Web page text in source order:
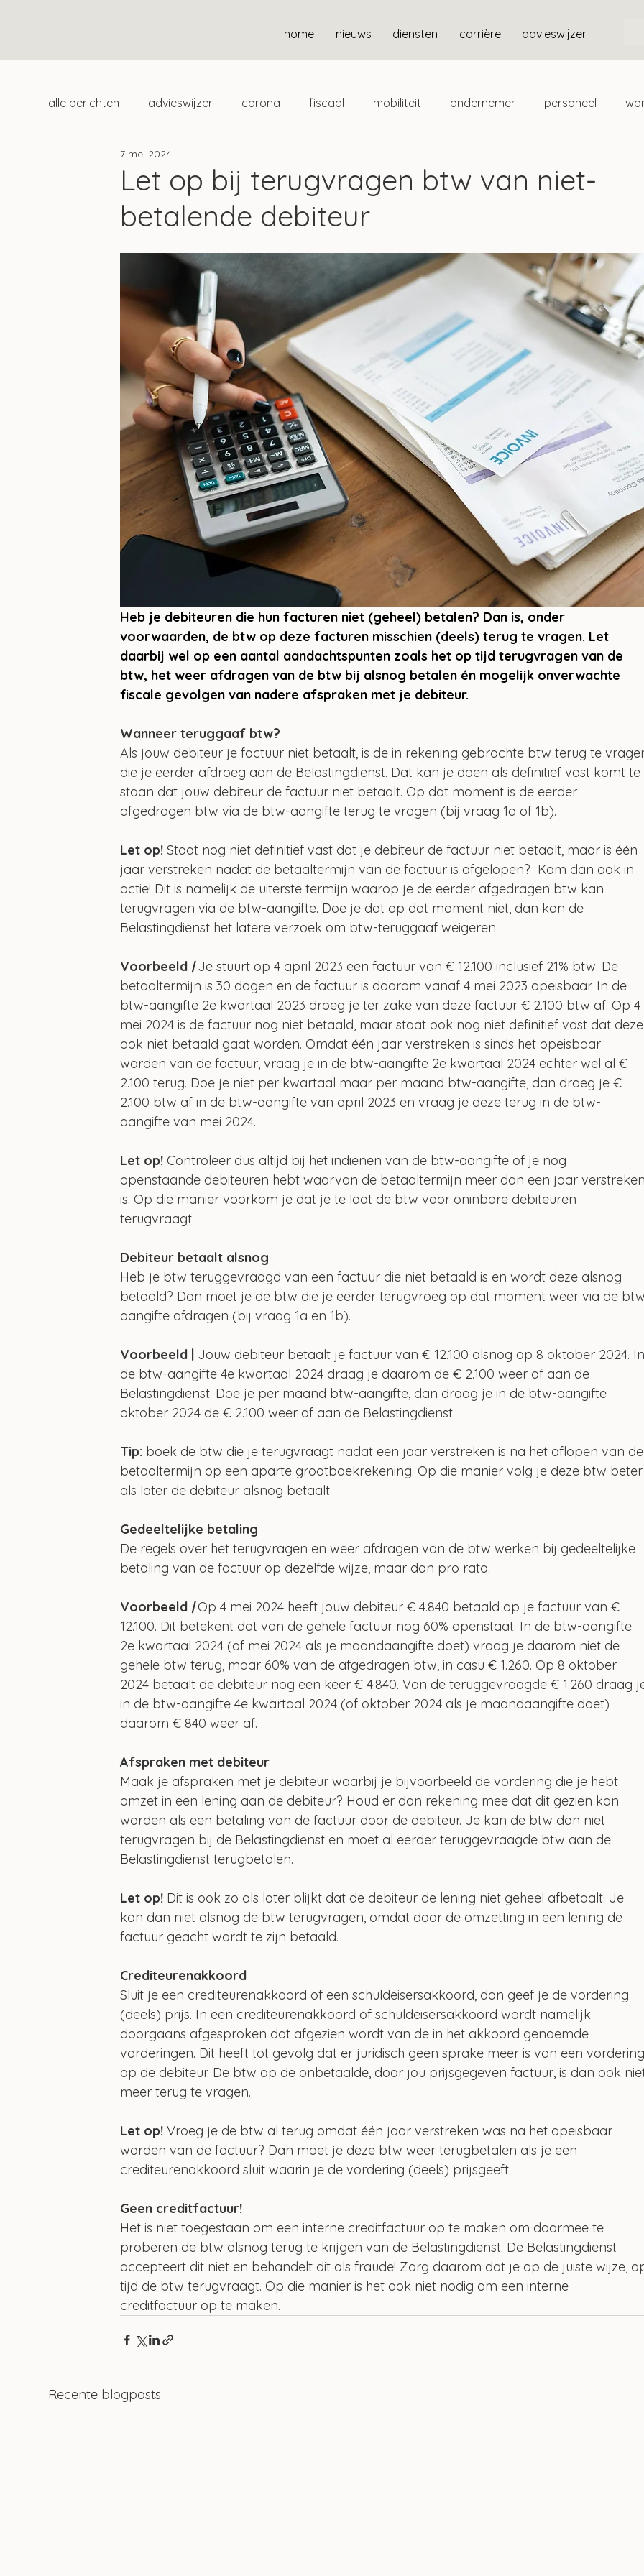
home nieuws diensten carrière advieswijzer
alle berichten advieswijzer corona fiscaal mobiliteit ondernemer personeel
duurzaam home
Let op bij terugvragen btw van niet-
betalende debiteur
7 mei 2024
Heb je debiteuren die hun facturen niet (geheel) betalen? Dan is, onder
voorwaarden, de btw op deze facturen misschien (deels) terug te vragen. Let
daarbij wel op een aantal aandachtspunten zoals het op tijd terugvragen van de
btw, het weer afdragen van de btw bij alsnog betalen én mogelijk onverwachte
fiscale gevolgen van nadere afspraken met je debiteur.
Wanneer teruggaaf btw?
Als jouw debiteur je factuur niet betaalt, is de in rekening gebrachte btw terug te
die je eerder afdroeg aan de Belastingdienst. Dat kan je doen als definitief vast komt te
staan dat jouw debiteur de factuur niet betaalt. Op dat moment is de eerder
afgedragen btw via de btw-aangifte terug te vragen (bij vraag 1a of 1b).
Let op! Staat nog niet definitief vast dat je debiteur de factuur niet betaalt, maar is één
jaar verstreken nadat de betaaltermijn van de factuur is afgelopen?  Kom dan ook in
actie! Dit is namelijk de uiterste termijn waarop je de eerder afgedragen btw kan
terugvragen via de btw-aangifte. Doe je dat op dat moment niet, dan kan de
Belastingdienst het latere verzoek om btw-teruggaaf weigeren.
Voorbeeld | Je stuurt op 4 april 2023 een factuur van € 12.100 inclusief 21% btw. De
betaaltermijn is 30 dagen en de factuur is daarom vanaf 4 mei 2023 opeisbaar. In de
btw-aangifte 2e kwartaal 2023 droeg je ter zake van deze factuur € 2.100 btw af. Op 4
mei 2024 is de factuur nog niet betaald, maar staat ook nog niet definitief vast dat
ook niet betaald gaat worden. Omdat één jaar verstreken is sinds het opeisbaar
worden van de factuur, vraag je in de btw-aangifte 2e kwartaal 2024 echter wel al €
2.100 terug. Doe je niet per kwartaal maar per maand btw-aangifte, dan droeg je €
2.100 btw af in de btw-aangifte van april 2023 en vraag je deze terug in de btw-
aangifte van mei 2024.
Let op! Controleer dus altijd bij het indienen van de btw-aangifte of je nog
openstaande debiteuren hebt waarvan de betaaltermijn meer dan een jaar
is. Op die manier voorkom je dat je te laat de btw voor oninbare debiteuren
terugvraagt.
Debiteur betaalt alsnog
Heb je btw teruggevraagd van een factuur die niet betaald is en wordt deze alsnog
betaald? Dan moet je de btw die je eerder terugvroeg op dat moment weer via de
aangifte afdragen (bij vraag 1a en 1b).
Voorbeeld | Jouw debiteur betaalt je factuur van € 12.100 alsnog op 8 oktober 2024.
de btw-aangifte 4e kwartaal 2024 draag je daarom de € 2.100 weer af aan de
Belastingdienst. Doe je per maand btw-aangifte, dan draag je in de btw-aangifte
oktober 2024 de € 2.100 weer af aan de Belastingdienst.
Tip: boek de btw die je terugvraagt nadat een jaar verstreken is na het aflopen van
betaaltermijn op een aparte grootboekrekening. Op die manier volg je deze btw
als later de debiteur alsnog betaalt.
Gedeeltelijke betaling
De regels over het terugvragen en weer afdragen van de btw werken bij gedeeltelijke
betaling van de factuur op dezelfde wijze, maar dan pro rata.
Voorbeeld | Op 4 mei 2024 heeft jouw debiteur € 4.840 betaald op je factuur van €
12.100. Dit betekent dat van de gehele factuur nog 60% openstaat. In de btw-aangifte
2e kwartaal 2024 (of mei 2024 als je maandaangifte doet) vraag je daarom niet de
gehele btw terug, maar 60% van de afgedragen btw, in casu € 1.260. Op 8 oktober
2024 betaalt de debiteur nog een keer € 4.840. Van de teruggevraagde € 1.260 draag
in de btw-aangifte 4e kwartaal 2024 (of oktober 2024 als je maandaangifte doet)
daarom € 840 weer af.
Afspraken met debiteur
Maak je afspraken met je debiteur waarbij je bijvoorbeeld de vordering die je hebt
omzet in een lening aan de debiteur? Houd er dan rekening mee dat dit gezien kan
worden als een betaling van de factuur door de debiteur. Je kan de btw dan niet
terugvragen bij de Belastingdienst en moet al eerder teruggevraagde btw aan de
Belastingdienst terugbetalen.
Let op! Dit is ook zo als later blijkt dat de debiteur de lening niet geheel afbetaalt. Je
kan dan niet alsnog de btw terugvragen, omdat door de omzetting in een lening de
factuur geacht wordt te zijn betaald.
Crediteurenakkoord
Sluit je een crediteurenakkoord of een schuldeisersakkoord, dan geef je de vordering
(deels) prijs. In een crediteurenakkoord of schuldeisersakkoord wordt namelijk
doorgaans afgesproken dat afgezien wordt van de in het akkoord genoemde
vorderingen. Dit heeft tot gevolg dat er juridisch geen sprake meer is van een
op de debiteur. De btw op de onbetaalde, door jou prijsgegeven factuur, is dan ook
meer terug te vragen.
Let op! Vroeg je de btw al terug omdat één jaar verstreken was na het opeisbaar
worden van de factuur? Dan moet je deze btw weer terugbetalen als je een
crediteurenakkoord sluit waarin je de vordering (deels) prijsgeeft.
Geen creditfactuur!
Het is niet toegestaan om een interne creditfactuur op te maken om daarmee te
proberen de btw alsnog terug te krijgen van de Belastingdienst. De Belastingdienst
accepteert dit niet en behandelt dit als fraude! Zorg daarom dat je op de juiste wijze,
tijd de btw terugvraagt. Op die manier is het ook niet nodig om een interne
creditfactuur op te maken.
Recente blogposts